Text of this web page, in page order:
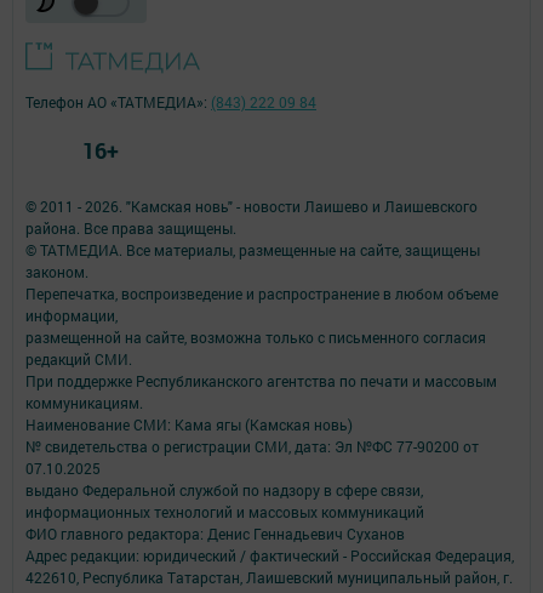
© 2011 - 2026. "Камская новь" - новости Лаишево и Лаишевского
района. Все права защищены.
© ТАТМЕДИА. Все материалы, размещенные на сайте, защищены
законом.
Перепечатка, воспроизведение и распространение в любом объеме
информации,
размещенной на сайте, возможна только с письменного согласия
редакций СМИ.
При поддержке Республиканского агентства по печати и массовым
коммуникациям.
Наименование СМИ: Кама ягы (Камская новь)
№ свидетельства о регистрации СМИ, дата: Эл №ФC 77-90200 от
07.10.2025
выдано Федеральной службой по надзору в сфере связи,
информационных технологий и массовых коммуникаций
ФИО главного редактора: Денис Геннадьевич Суханов
Адрес редакции: юридический / фактический - Российская Федерация,
422610, Республика Татарстан, Лаишевский муниципальный район, г.
Телефон АО «ТАТМЕДИА»: (843) 222 09 84
16+